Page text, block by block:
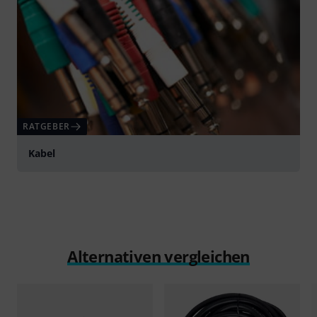
RATGEBER
Kabel
Alternativen vergleichen